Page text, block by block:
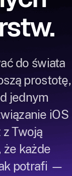
do świata
prostotę,
jednym
iOS
Twoją
że każde
potrafi —